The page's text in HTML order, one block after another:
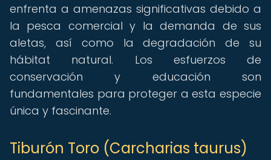
enfrenta a amenazas significativas debido a
la pesca comercial y la demanda de sus
aletas, así como la degradación de su
hábitat natural. Los esfuerzos de
conservación y educación son
fundamentales para proteger a esta especie
única y fascinante.
Tiburón Toro (Carcharias taurus)